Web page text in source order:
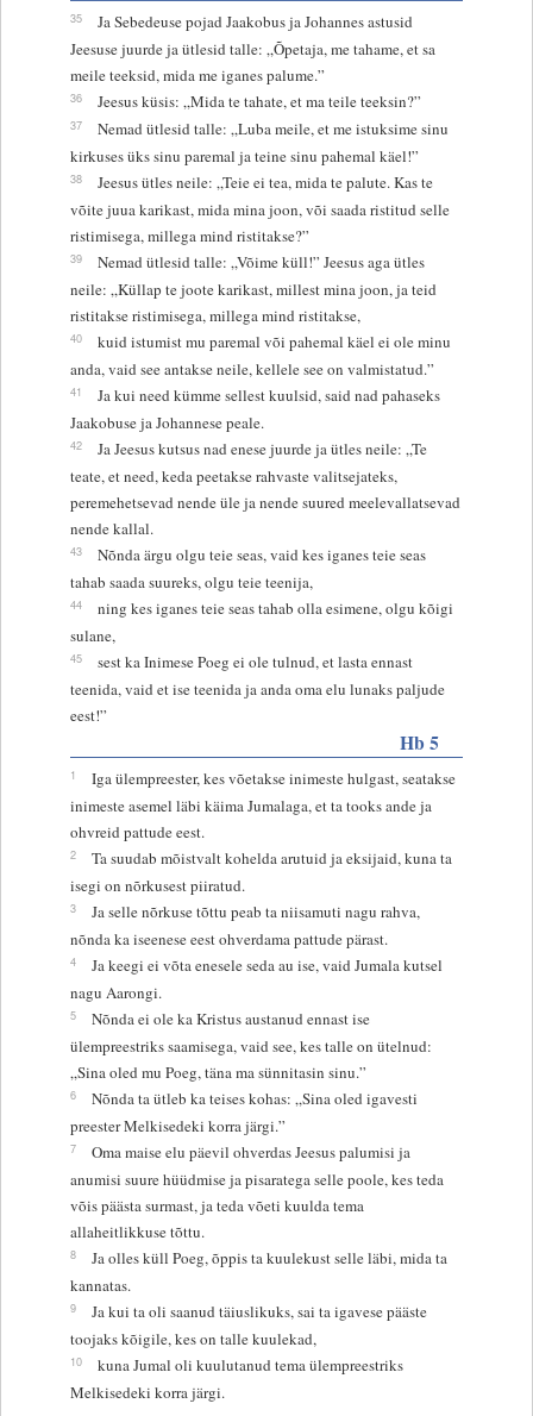
35
Ja Sebedeuse pojad Jaakobus ja Johannes astusid
Jeesuse juurde ja ütlesid talle: „Õpetaja, me tahame, et sa
meile teeksid, mida me iganes palume.”
36 Jeesus küsis: „Mida te tahate, et ma teile teeksin?”
37
Nemad ütlesid talle: „Luba meile, et me istuksime sinu
kirkuses üks sinu paremal ja teine sinu pahemal käel!”
38
Jeesus ütles neile: „Teie ei tea, mida te palute. Kas te
võite juua karikast, mida mina joon, või saada ristitud selle
ristimisega, millega mind ristitakse?”
39
Nemad ütlesid talle: „Võime küll!” Jeesus aga ütles
neile: „Küllap te joote karikast, millest mina joon, ja teid
ristitakse ristimisega, millega mind ristitakse,
40
kuid istumist mu paremal või pahemal käel ei ole minu
anda, vaid see antakse neile, kellele see on valmistatud.”
41
Ja kui need kümme sellest kuulsid, said nad pahaseks
Jaakobuse ja Johannese peale.
42
Ja Jeesus kutsus nad enese juurde ja ütles neile: „Te
teate, et need, keda peetakse rahvaste valitsejateks,
peremehetsevad nende üle ja nende suured meelevallatsevad
nende kallal.
43
Nõnda ärgu olgu teie seas, vaid kes iganes teie seas
tahab saada suureks, olgu teie teenija,
44
ning kes iganes teie seas tahab olla esimene, olgu kõigi
sulane,
45
sest ka Inimese Poeg ei ole tulnud, et lasta ennast
teenida, vaid et ise teenida ja anda oma elu lunaks paljude
eest!”
Hb 5
1
Iga ülempreester, kes võetakse inimeste hulgast, seatakse
inimeste asemel läbi käima Jumalaga, et ta tooks ande ja
ohvreid pattude eest.
2
Ta suudab mõistvalt kohelda arutuid ja eksijaid, kuna ta
isegi on nõrkusest piiratud.
3
Ja selle nõrkuse tõttu peab ta niisamuti nagu rahva,
nõnda ka iseenese eest ohverdama pattude pärast.
4
Ja keegi ei võta enesele seda au ise, vaid Jumala kutsel
nagu Aarongi.
5
Nõnda ei ole ka Kristus austanud ennast ise
ülempreestriks saamisega, vaid see, kes talle on ütelnud:
„Sina oled mu Poeg, täna ma sünnitasin sinu.”
6
Nõnda ta ütleb ka teises kohas: „Sina oled igavesti
preester Melkisedeki korra järgi.”
7
Oma maise elu päevil ohverdas Jeesus palumisi ja
anumisi suure hüüdmise ja pisaratega selle poole, kes teda
võis päästa surmast, ja teda võeti kuulda tema
allaheitlikkuse tõttu.
8
Ja olles küll Poeg, õppis ta kuulekust selle läbi, mida ta
kannatas.
9
Ja kui ta oli saanud täiuslikuks, sai ta igavese pääste
toojaks kõigile, kes on talle kuulekad,
10
kuna Jumal oli kuulutanud tema ülempreestriks
Melkisedeki korra järgi.